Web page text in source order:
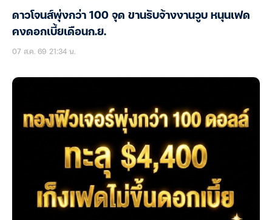
ดาวโจนส์พุ่งกว่า 100 จุด ขานรับจ้างงานวูบ หนุนเฟด
คงดอกเบี้ยเดือนก.ย.
07 ส.ค. 69 21:34 น.